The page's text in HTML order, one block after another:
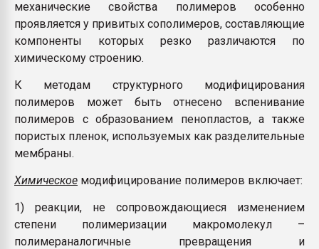
механические свойства полимеров особенно
проявляется у привитых сополимеров, составляющие
компоненты которых резко различаются по
химическому строению.
К методам структурного модифицирования
полимеров может быть отнесено вспенивание
полимеров с образованием пенопластов, а также
пористых пленок, используемых как разделительные
мембраны.
Химическое модифицирование полимеров включает:
1) реакции, не сопровождающиеся изменением
степени полимеризации макромолекул –
полимераналогичные превращения и